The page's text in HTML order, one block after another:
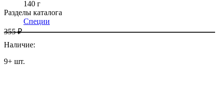
140 г
Разделы каталога
Специи
355 ₽
Наличие:
9+ шт.